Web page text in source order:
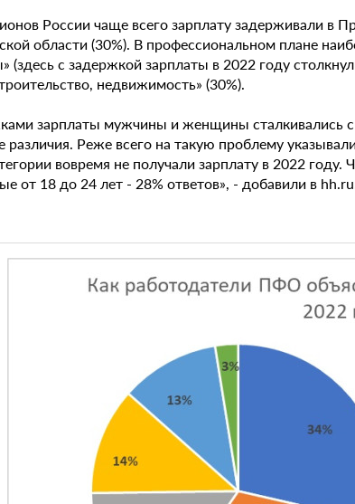
России чаще всего зарплату задерживали в
области (30%). В профессиональном плане
(здесь с задержкой зарплаты в 2022 году
недвижимость» (30%).
зарплаты мужчины и женщины сталкивались с
различия. Реже всего на такую проблему
вовремя не получали зарплату в 2022
от 18 до 24 лет - 28% ответов», - добавили в